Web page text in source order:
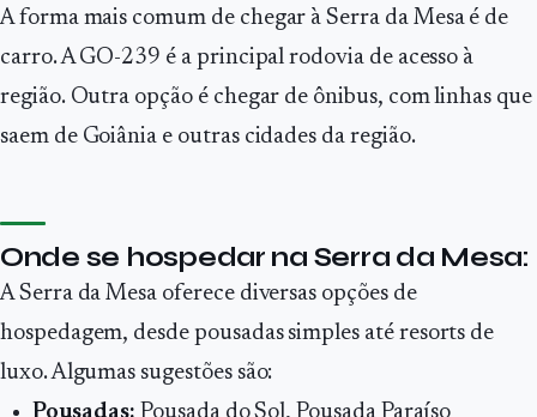
A forma mais comum de chegar à Serra da Mesa é de
carro. A GO-239 é a principal rodovia de acesso à
região. Outra opção é chegar de ônibus, com linhas que
saem de Goiânia e outras cidades da região.
Onde se hospedar na Serra da Mesa:
A Serra da Mesa oferece diversas opções de
hospedagem, desde pousadas simples até resorts de
luxo. Algumas sugestões são: